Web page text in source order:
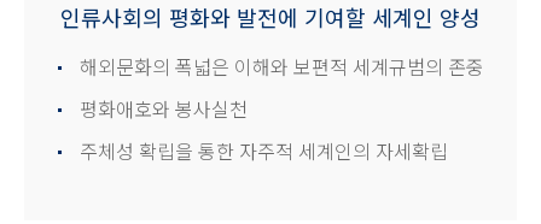
인류사회의 평화와 발전에 기여할 세계인 양성
해외문화의 폭넓은 이해와 보편적 세계규범의 존중
평화애호와 봉사실천
주체성 확립을 통한 자주적 세계인의 자세확립